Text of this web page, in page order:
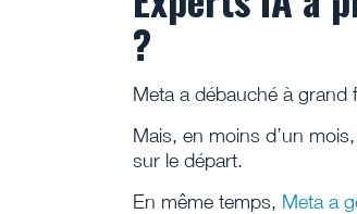
?
Meta a débauché à grand
Mais, en moins d’un mois,
sur le départ.
En même temps, Meta a